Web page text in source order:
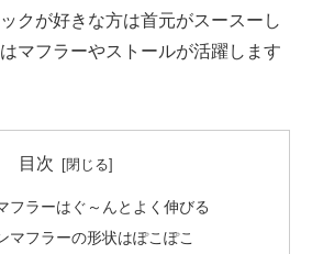
クが好きな方は首元がスースーし
マフラーやストールが活躍します
目次
フラーはぐ～んとよく伸びる
マフラーの形状はぽこぽこ